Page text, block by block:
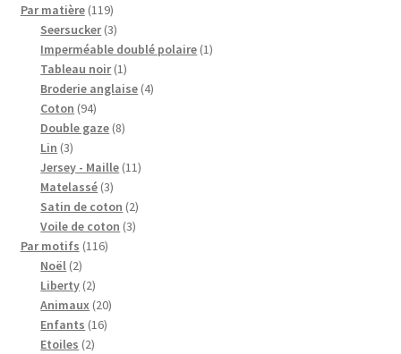
produits
Par matière 119119
produits
Seersucker 33
produits
Imperméable doublé polaire 11
Tableau noir 11
produit
Broderie anglaise 44
Coton 9494
produits
Double gaze 88
Lin 33
produits
Jersey - Maille 1111
Matelassé 33
produits
Satin de coton 22
produits
Voile de coton 33
Par motifs 116116
Noël 22
produits
Liberty 22
produits
Animaux 2020
Enfants 1616
Etoiles 22